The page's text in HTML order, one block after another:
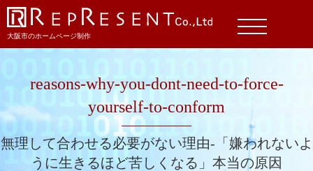
大阪市のホームページ制作
reasons-why-you-dont-need-to-force-
yourself-to-conform
無理して合わせる必要がない理由-「嫌われないよ
うに生きるほど苦しくなる」本当の原因